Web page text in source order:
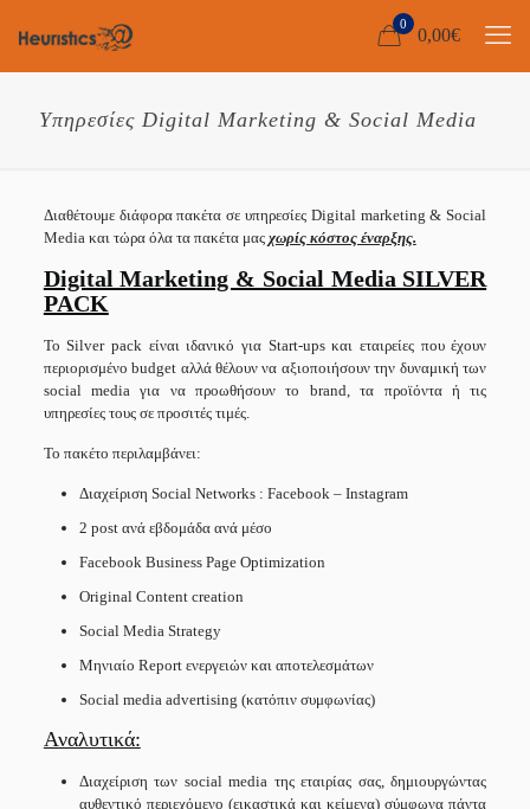
0
0,00€
Υπηρεσίες Digital Marketing & Social Media
Διαθέτουμε διάφορα πακέτα σε υπηρεσίες Digital marketing & Social
Media και τώρα όλα τα πακέτα μας χωρίς κόστος έναρξης.
Digital Marketing & Social Media SILVER
PACK
Το Silver pack είναι ιδανικό για Start-ups και εταιρείες που έχουν
περιορισμένο budget αλλά θέλουν να αξιοποιήσουν την δυναμική των
social media για να προωθήσουν το brand, τα προϊόντα ή τις
υπηρεσίες τους σε προσιτές τιμές.
Το πακέτο περιλαμβάνει:
Διαχείριση Social Networks : Facebook – Instagram
2 post ανά εβδομάδα ανά μέσο
Facebook Business Page Optimization
Original Content creation
Social Media Strategy
Μηνιαίο Report ενεργειών και αποτελεσμάτων
Social media advertising (κατόπιν συμφωνίας)
Αναλυτικά:
Διαχείριση των social media της εταιρίας σας, δημιουργώντας
αυθεντικό περιεχόμενο (εικαστικά και κείμενα) σύμφωνα πάντα